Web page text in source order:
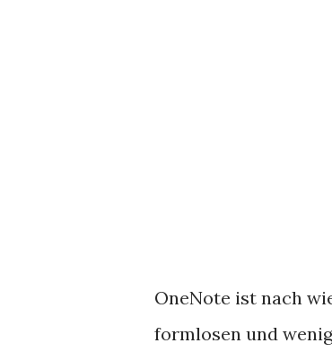
OneNote ist nach
formlosen und